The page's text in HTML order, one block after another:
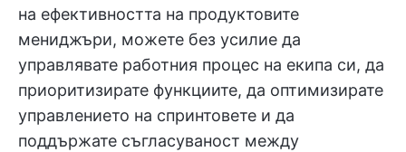
на ефективността на продуктовите
мениджъри, можете без усилие да
управлявате работния процес на екипа си, да
приоритизирате функциите, да оптимизирате
управлението на спринтовете и да
поддържате съгласуваност между